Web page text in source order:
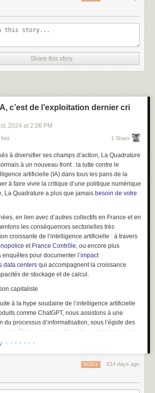
Share this story
c’est de l’exploitation dernier cri
st, 2024 at 2:06 PM
Net 1 Share
à diversifier ses champs d’action, La Quadrature
à un nouveau front : la lutte contre le
artificielle (IA) dans tous les pans de la
à faire vivre la critique d’une politique numérique
La Quadrature a plus que jamais besoin de votre
en lien avec d’autres collectifs en France et en
les conséquences sectorielles très
croissante de l’intelligence artificielle : à travers
et France Contrôle, ou encore plus
enquêtes pour documenter l’impact
data centers qui accompagnent la croissance
de stockage et de calcul.
capitaliste
à la hype soudaine de l’intelligence artificielle
comme ChatGPT, nous assistons à une
du processus d’informatisation, sous l’égide des
des États complices. Or, cette accélération est la
tout ce qui pose déjà problème dans la
nombreuses années par les grandes
tech comme Google, Microsoft, Meta ou Amazon,
de gigantesques corpus de textes, de
· · · · · · ·
614 days ago
REPLY